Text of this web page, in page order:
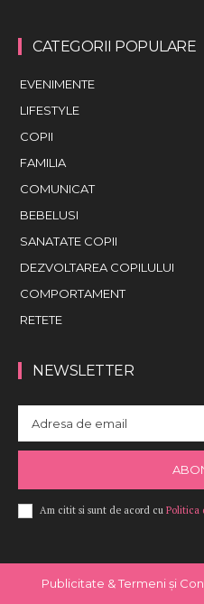
CATEGORII POPULARE
EVENIMENTE
LIFESTYLE
COPII
FAMILIA
COMUNICAT
BEBELUSI
SANATATE COPII
DEZVOLTAREA COPILULUI
COMPORTAMENT
RETETE
NEWSLETTER
Am citit si sunt de acord cu Politica
Publicitate & Termeni și